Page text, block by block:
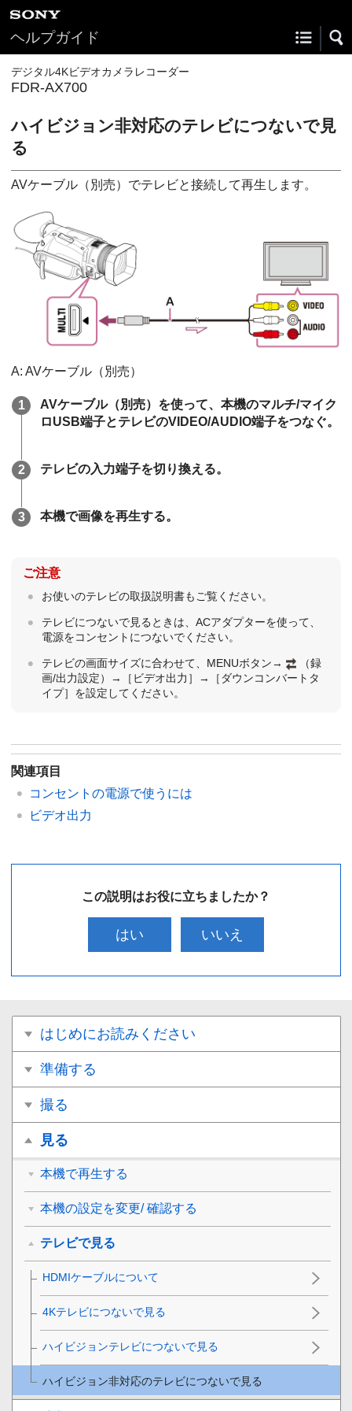
ヘルプガイド
デジタル4Kビデオカメラレコーダー
FDR-AX700
ハイビジョン非対応のテレビにつないで見
る
AVケーブル（別売）でテレビと接続して再生します。
A: AVケーブル（別売）
AVケーブル（別売）を使って、本機のマルチ/マイク
ロUSB端子とテレビのVIDEO/AUDIO端子をつなぐ。
テレビの入力端子を切り換える。
本機で画像を再生する。
ご注意
お使いのテレビの取扱説明書もご覧ください。
テレビにつないで見るときは、ACアダプターを使って、
電源をコンセントにつないでください。
テレビの画面サイズに合わせて、MENUボタン→
（録
画/出力設定）→［ビデオ出力］→［ダウンコンバートタ
イプ］を設定してください。
関連項目
コンセントの電源で使うには
ビデオ出力
この説明はお役に立ちましたか？
はい いいえ
はじめにお読みください
準備する
撮る
見る
本機で再生する
本機の設定を変更/ 確認する
テレビで見る
HDMIケーブルについて
4Kテレビにつないで見る
ハイビジョンテレビにつないで見る
ハイビジョン非対応のテレビにつないで見る